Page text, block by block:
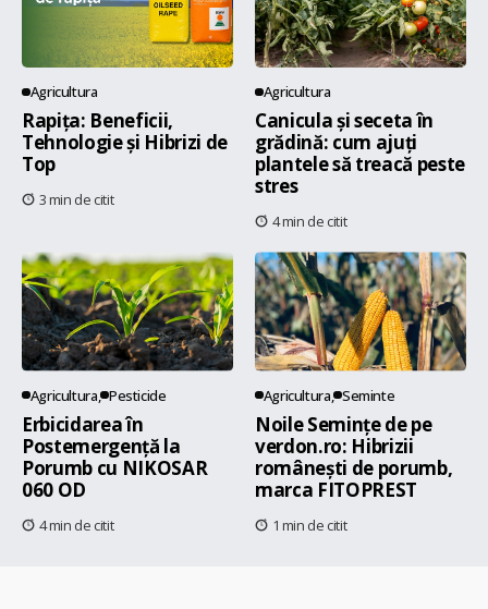
Agricultura
Rapița: Beneficii,
Tehnologie și Hibrizi de
Top
3 min de citit
Agricultura
Canicula și seceta în
grădină: cum ajuți
plantele să treacă peste
stres
4 min de citit
Agricultura Pesticide
Erbicidarea în
Postemergență la
Porumb cu NIKOSAR
060 OD
4 min de citit
Agricultura Seminte
Noile Semințe de pe
verdon.ro: Hibrizii
românești de porumb,
marca FITOPREST
1 min de citit